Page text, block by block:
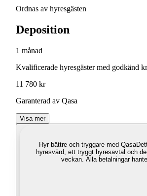
Ordnas av hyresgästen
Deposition
1 månad
Kvalificerade hyresgäster med godkänd
11 780 kr
Garanterad av Qasa
Visa mer
Hyr bättre och tryggare med Qasa
hyresvärd, ett tryggt hyresavtal och
veckan. Alla betalningar